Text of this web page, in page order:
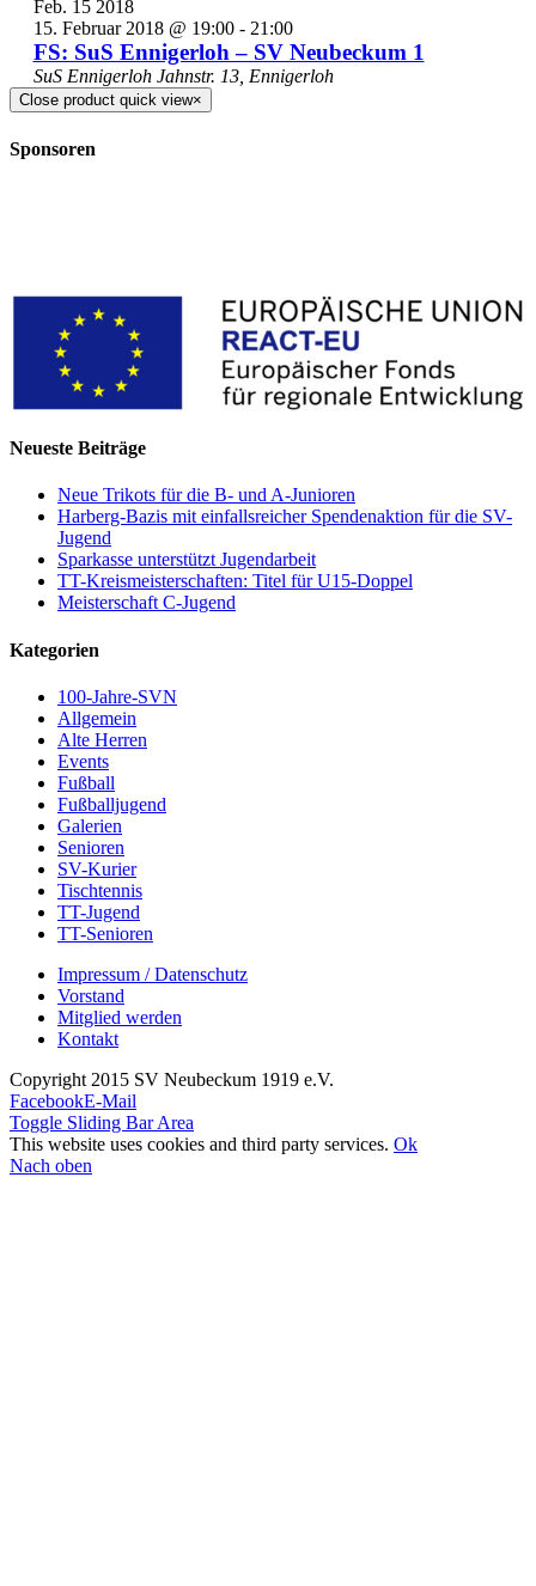
Feb. 15 2018
15. Februar 2018 @ 19:00- 21:00
FS: SuS Ennigerloh – SV Neubeckum 1
SuS Ennigerloh Jahnstr. 13, Ennigerloh
Close product quick view×
Sponsoren
Neueste Beiträge
Neue Trikots für die B- und A-Junioren
Harberg-Bazis mit einfallsreicher Spendenaktion für die SV-
Jugend
Sparkasse unterstützt Jugendarbeit
TT-Kreismeisterschaften: Titel für U15-Doppel
Meisterschaft C-Jugend
Kategorien
100-Jahre-SVN
Allgemein
Alte Herren
Events
Fußball
Fußballjugend
Galerien
Senioren
SV-Kurier
Tischtennis
TT-Jugend
TT-Senioren
Impressum / Datenschutz
Vorstand
Mitglied werden
Kontakt
Copyright 2015 SV Neubeckum 1919 e.V.
FacebookE-Mail
Toggle Sliding Bar Area
This website uses cookies and third party services. Ok
Nach oben